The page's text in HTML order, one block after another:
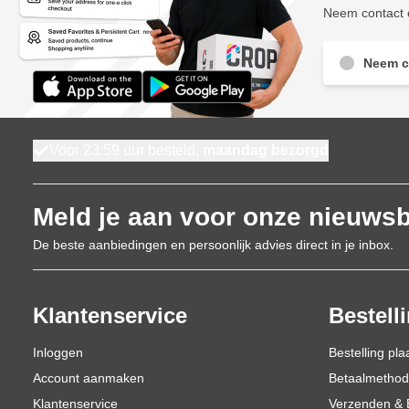
Neem contact
Neem
Meld je aan voor onze
De beste aanbiedingen en persoonlijk advies direct in je inbox.
Klantenservice
Inloggen
Account aanmaken
Klantenservice
Bestelling
Verzenden &